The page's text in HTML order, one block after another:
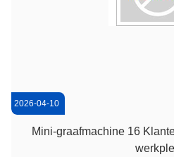
2026-04-10
Mini-graafmachine 16